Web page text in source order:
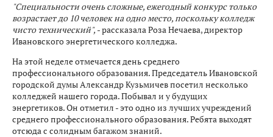
"Специальности очень сложные, ежегодный конкурс только
возрастает до 10 человек на одно место, поскольку колледж
чисто технический", - рассказала Роза Нечаева, директор
Ивановского энергетического колледжа.
На этой неделе отмечается день среднего
профессионального образования. Председатель Ивановской
городской думы Александр Кузьмичев посетил несколько
колледжей нашего города. Побывал и у будущих
энергетиков. Он отметил - это одно из лучших учреждений
среднего профессионального образования. Ребята выходят
отсюда с солидным багажом знаний.